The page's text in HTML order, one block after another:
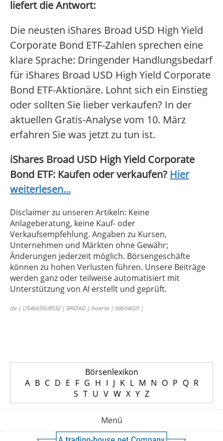
liefert die Antwort:
Die neusten iShares Broad USD High Yield
Corporate Bond ETF-Zahlen sprechen eine
klare Sprache: Dringender Handlungsbedarf
für iShares Broad USD High Yield Corporate
Bond ETF-Aktionäre. Lohnt sich ein Einstieg
oder sollten Sie lieber verkaufen? In der
aktuellen Gratis-Analyse vom 10. März
erfahren Sie was jetzt zu tun ist.
iShares Broad USD High Yield Corporate
Bond ETF: Kaufen oder verkaufen? Hier
weiterlesen...
Disclaimer zu unseren Artikeln: Keine
Anlageberatung, keine Kauf- oder
Verkaufsempfehlung. Angaben zu Kursen,
Unternehmen und Märkten ohne Gewähr;
Änderungen jederzeit möglich. Börsengeschäfte
können zu hohen Verlusten führen. Unsere Beiträge
werden ganz oder teilweise automatisiert mit
Unterstützung von AI erstellt und geprüft.
de | US46435U8532 | BROAD | boerse | 68654025 |
Börsenlexikon
A B C D E F G H I J K L M N O P Q R
S T U V W X Y Z
Menü